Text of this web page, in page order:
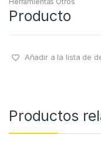
Producto
Añadir a la lista de
Productos